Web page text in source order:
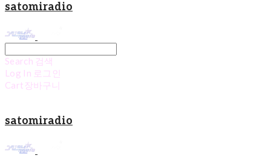
satomiradio
Search 검색
Log In 로그인
Cart 장바구니
satomiradio